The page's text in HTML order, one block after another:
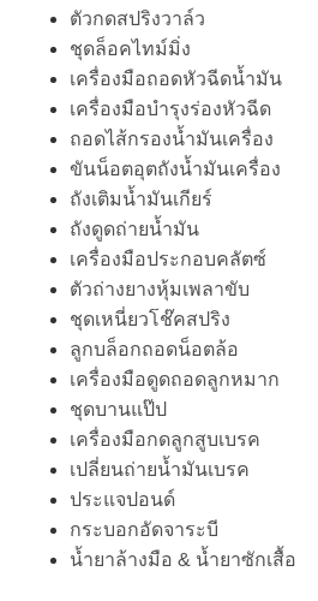
ตัวกดสปริงวาล์ว
ชุดล็อคไทม์มิ่ง
เครื่องมือถอดหัวฉีดน้ำมัน
เครื่องมือบำรุงร่องหัวฉีด
ถอดไส้กรองน้ำมันเครื่อง
ขันน็อตอุตถังน้ำมันเครื่อง
ถังเติมน้ำมันเกียร์
ถังดูดถ่ายน้ำมัน
เครื่องมือประกอบคลัตซ์
ตัวถ่างยางหุ้มเพลาขับ
ชุดเหนี่ยวโช๊คสปริง
ลูกบล็อกถอดน็อตล้อ
เครื่องมือดูดถอดลูกหมาก
ชุดบานแป๊ป
เครื่องมือกดลูกสูบเบรค
เปลี่ยนถ่ายน้ำมันเบรค
ประแจปอนด์
กระบอกอัดจาระบี
น้ำยาล้างมือ & น้ำยาซักเสื้อ